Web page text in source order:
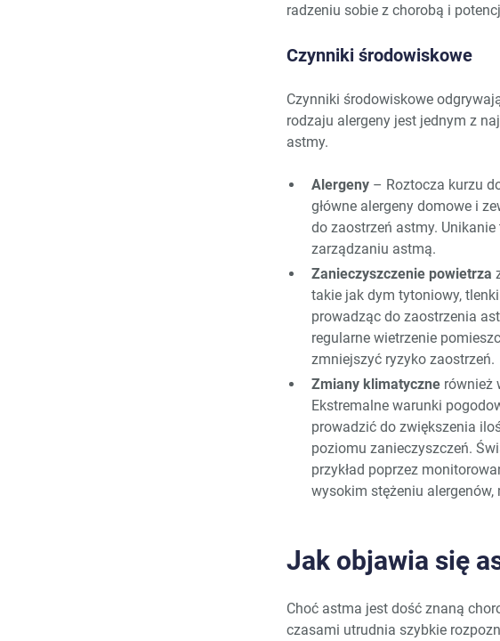
radzeniu sobie z chorobą i
Czynniki środowiskowe
Czynniki środowiskowe
rodzaju alergeny jest jednym z
astmy.
Alergeny – Roztocza kurzu
główne alergeny domowe i
do zaostrzeń astmy.
zarządzaniu astmą.
Zanieczyszczenie powietrza
takie jak dym tytoniowy,
prowadząc do zaostrzenia
regularne wietrzenie
zmniejszyć ryzyko zaostrzeń.
Zmiany klimatyczne również
Ekstremalne warunki
prowadzić do zwiększenia
poziomu zanieczyszczeń.
przykład poprzez
wysokim stężeniu
Jak objawia się
Choć astma jest dość znaną
czasami utrudnia szybkie